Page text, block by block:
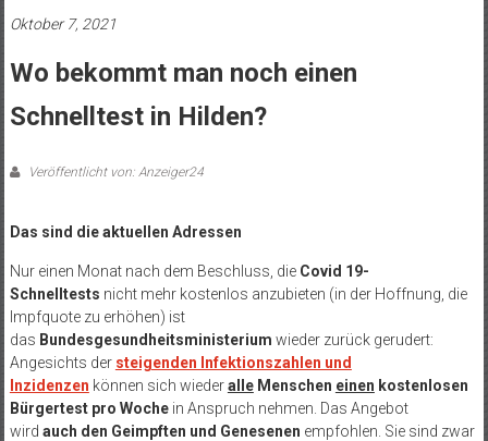
Oktober 7, 2021
Wo bekommt man noch einen
Schnelltest in Hilden?
Veröffentlicht von: Anzeiger24
Das sind die aktuellen Adressen
Nur einen Monat nach dem Beschluss, die Covid 19-
Schnelltests nicht mehr kostenlos anzubieten (in der Hoffnung, die
Impfquote zu erhöhen) ist
das Bundesgesundheitsministerium wieder zurück gerudert:
Angesichts der steigenden Infektionszahlen und
Inzidenzen können sich wiederalleMenschen einen kostenlosen
Bürgertest pro Wochein Anspruch nehmen. Das Angebot
wird auch den Geimpften und Genesenen empfohlen. Sie sind zwar